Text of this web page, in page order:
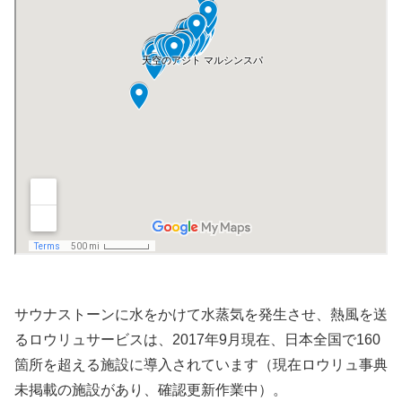
サウナストーンに水をかけて水蒸気を発生させ、熱風を送
るロウリュサービスは、2017年9月現在、日本全国で160
箇所を超える施設に導入されています（現在ロウリュ事典
未掲載の施設があり、確認更新作業中）。